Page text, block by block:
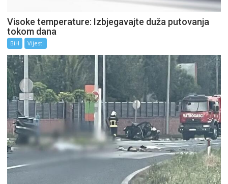
Visoke temperature: Izbjegavajte duža putovanja
tokom dana
BiH Vijesti